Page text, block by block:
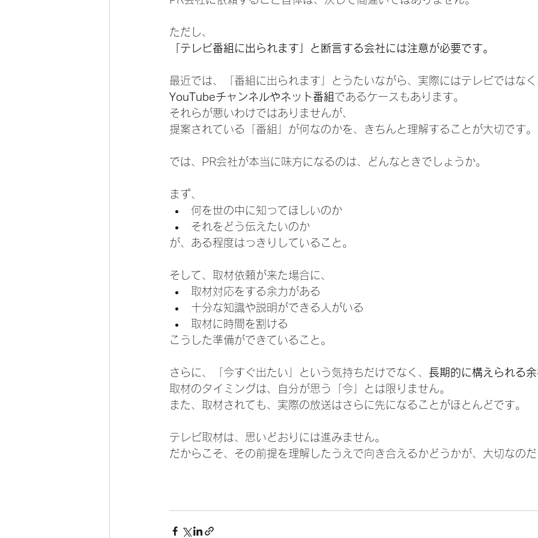
ただし、
「テレビ番組に出られます」と断言する会社には注意が必要です。
最近では、「番組に出られます」とうたいながら、実際にはテレビではな
YouTubeチャンネルやネット番組 であるケースもあります。
それらが悪いわけではありませんが、
提案されている「番組」が何なのかを、きちんと理解することが大切です。
では、PR会社が本当に味方になるのは、どんなときでしょうか。
まず、
何を世の中に知ってほしいのか
それをどう伝えたいのか
が、ある程度はっきりしていること。
そして、取材依頼が来た場合に、
取材対応をする余力がある
十分な知識や説明ができる人がいる
取材に時間を割ける
こうした準備ができていること。
さらに、「今すぐ出たい」という気持ちだけでなく、 長期的に構えられる
取材のタイミングは、自分が思う「今」とは限りません。
また、取材されても、実際の放送はさらに先になることがほとんどです。
テレビ取材は、思いどおりには進みません。
だからこそ、その前提を理解したうえで向き合えるかどうかが、大切なの